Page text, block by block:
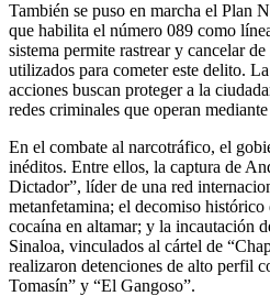
También se puso en marcha el Plan
que habilita el número 089 como
sistema permite rastrear y cancelar
utilizados para cometer este delito.
acciones buscan proteger a la
redes criminales que operan
En el combate al narcotráfico, el
inéditos. Entre ellos, la captura de
Dictador”, líder de una red
metanfetamina; el decomiso
cocaína en altamar; y la incautación
Sinaloa, vinculados al cártel de
realizaron detenciones de alto perfil
Tomasín” y “El Gangoso”.